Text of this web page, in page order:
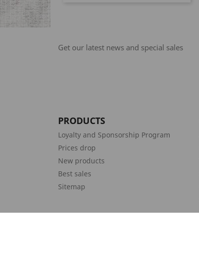
Get our latest news and special sales
PRODUCTS
Loyalty and Sponsorship Program
Prices drop
New products
Best sales
Sitemap